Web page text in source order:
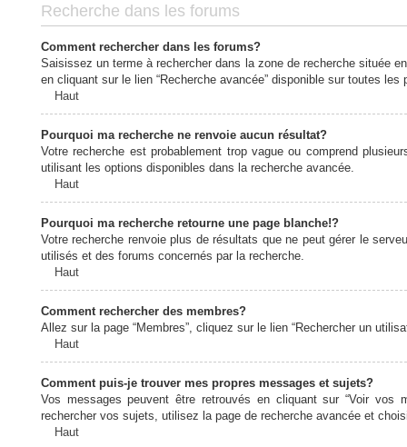
Recherche dans les forums
Comment rechercher dans les forums?
Saisissez un terme à rechercher dans la zone de recherche située
en cliquant sur le lien “Recherche avancée” disponible sur toutes
Haut
Pourquoi ma recherche ne renvoie aucun résultat?
Votre recherche est probablement trop vague ou comprend
utilisant les options disponibles dans la recherche avancée.
Haut
Pourquoi ma recherche retourne une page blanche!?
Votre recherche renvoie plus de résultats que ne peut gérer le
utilisés et des forums concernés par la recherche.
Haut
Comment rechercher des membres?
Allez sur la page “Membres”, cliquez sur le lien “Rechercher un
Haut
Comment puis-je trouver mes propres messages et sujets?
Vos messages peuvent être retrouvés en cliquant sur “Voir vos
rechercher vos sujets, utilisez la page de recherche avancée et
Haut